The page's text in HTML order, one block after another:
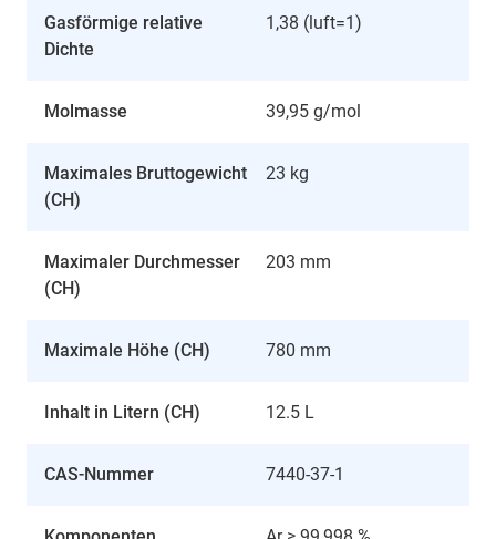
Gasförmige relative
Dichte
1,38 (luft=1)
Molmasse 39,95 g/mol
Maximales Bruttogewicht
(CH)
23 kg
Maximaler Durchmesser
(CH)
203 mm
Maximale Höhe (CH) 780 mm
Inhalt in Litern (CH) 12.5 L
CAS-Nummer 7440-37-1